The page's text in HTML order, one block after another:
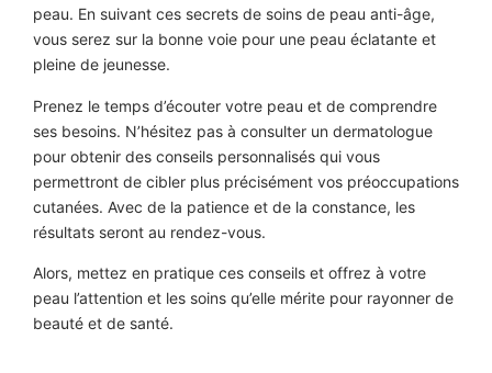
peau. En suivant ces secrets de soins de peau anti-âge,
vous serez sur la bonne voie pour une peau éclatante et
pleine de jeunesse.
Prenez le temps d’écouter votre peau et de comprendre
ses besoins. N’hésitez pas à consulter un dermatologue
pour obtenir des conseils personnalisés qui vous
permettront de cibler plus précisément vos préoccupations
cutanées. Avec de la patience et de la constance, les
résultats seront au rendez-vous.
Alors, mettez en pratique ces conseils et offrez à votre
peau l’attention et les soins qu’elle mérite pour rayonner de
beauté et de santé.